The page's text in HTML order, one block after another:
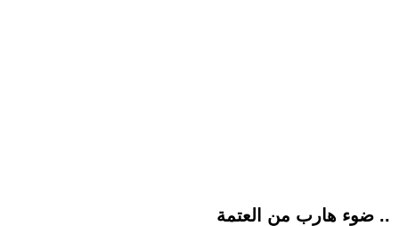
ضوء هارب من العتمة ..